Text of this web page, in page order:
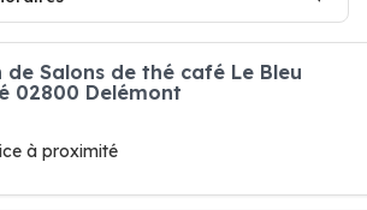
Salons de thé café Le Bleu
02800 Delémont
à proximité